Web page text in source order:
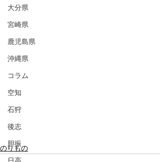
大分県
宮崎県
鹿児島県
沖縄県
コラム
空知
石狩
後志
胆振
のりもの